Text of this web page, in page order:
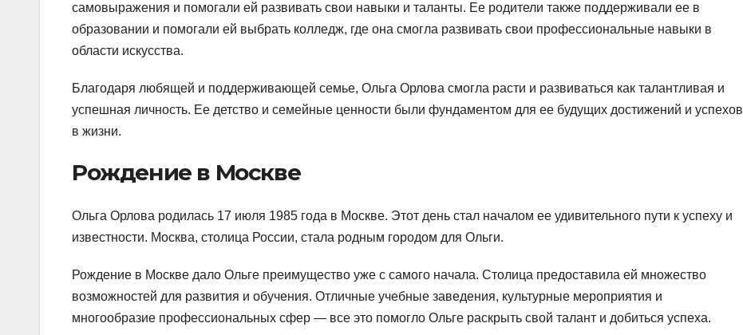
самовыражения и помогали ей развивать свои навыки и таланты. Ее родители также поддерживали ее в
образовании и помогали ей выбрать колледж, где она смогла развивать свои профессиональные навыки в
области искусства.
Благодаря любящей и поддерживающей семье, Ольга Орлова смогла расти и развиваться как талантливая и
успешная личность. Ее детство и семейные ценности были фундаментом для ее будущих достижений и успехов
в жизни.
Рождение в Москве
Ольга Орлова родилась 17 июля 1985 года в Москве. Этот день стал началом ее удивительного пути к успеху и
известности. Москва, столица России, стала родным городом для Ольги.
Рождение в Москве дало Ольге преимущество уже с самого начала. Столица предоставила ей множество
возможностей для развития и обучения. Отличные учебные заведения, культурные мероприятия и
многообразие профессиональных сфер — все это помогло Ольге раскрыть свой талант и добиться успеха.